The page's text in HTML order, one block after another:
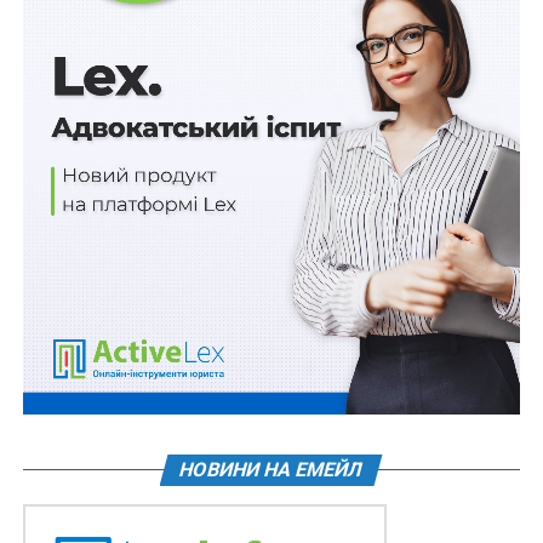
і підкреслив, що створення спецтрибуналу має бути
результатом спільних зусиль міжнародного
співтовариства.
Він нагадав, що у жовтні була ухвалена резолюція
парламенту Нідерландів, яка закликає створити
спецтрибунал в Гаазі.
«На нашу думку, це дуже хороша і правильна
ініціатива. Наразі ключове питання: яким чином і що
треба зробити для того, щоб спеціальний трибунал
був створений», – підкреслив він. Кориневич
переконаний, що також для України є дуже
важливою співпраця з Міжнародним кримінальним
Читайте також: Створення міжнародних
трибуналів у відповідь на факт російської
НОВИНИ НА ЕМЕЙЛ